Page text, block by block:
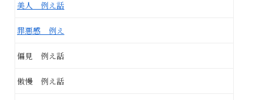
美人 例え話
罪悪感 例え
偏見 例え話
傲慢 例え話